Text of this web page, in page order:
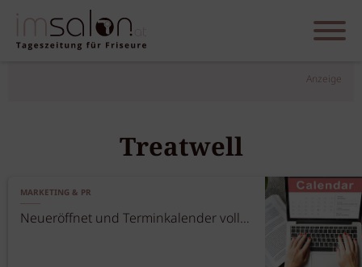
Anzeige
Treatwell
MARKETING & PR
Neueröffnet und Terminkalender voll…